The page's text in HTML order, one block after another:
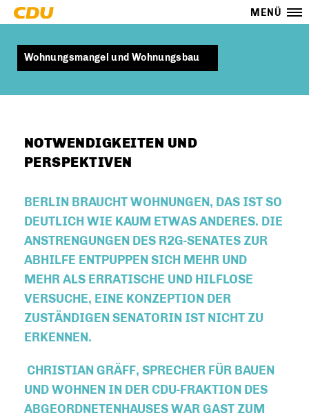
MENÜ
Wohnungsmangel und Wohnungsbau
NOTWENDIGKEITEN UND
PERSPEKTIVEN
BERLIN BRAUCHT WOHNUNGEN, DAS IST SO
DEUTLICH WIE KAUM ETWAS ANDERES. DIE
ANSTRENGUNGEN DES R2G-SENATES ZUR
ABHILFE ENTPUPPEN SICH MEHR UND
MEHR ALS ERRATISCHE UND HILFLOSE
VERSUCHE, EINE KONZEPTION DER
ZUSTÄNDIGEN SENATORIN IST NICHT ZU
ERKENNEN.
CHRISTIAN GRÄFF, SPRECHER FÜR BAUEN
UND WOHNEN IN DER CDU-FRAKTION DES
ABGEORDNETENHAUSES WAR GAST ZUM